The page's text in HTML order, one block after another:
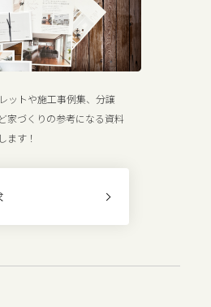
ットや施工事例集、分譲
家づくりの参考になる資料
ます！